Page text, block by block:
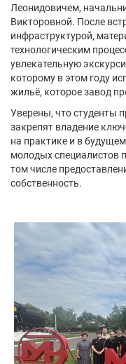
Леонидовичем,
Викторовной. После
инфраструктурой,
технологическим
увлекательную
которому в этом году
жильё, которое завод
Уверены, что студенты
закрепят владение
на практике и в
молодых специалистов
том числе
собственность.